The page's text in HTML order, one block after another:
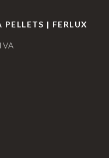
| FERLUX